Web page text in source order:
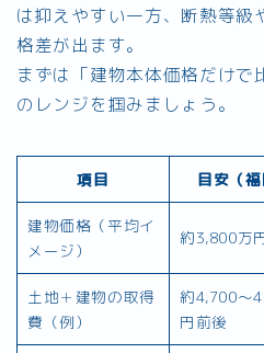
は抑えやすい一方、断熱等級
格差が出ます。
まずは「建物本体価格だけ
のレンジを掴みましょう。
項目 目安（福
建物価格（平均イ
メージ）
約3,800万
土地＋建物の取得
費（例）
約4,700〜
円前後